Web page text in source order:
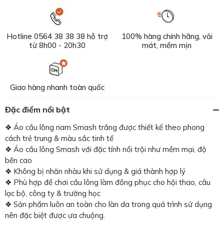
Hotline 0564 38 38 38 hỗ trợ
từ 8h00 - 20h30
100% hàng chính hãng, vải
mát, mềm mịn
Giao hàng nhanh toàn quốc
Đặc điểm nổi bật
❖ Áo cầu lông nam Smash trắng được thiết kế theo phong
cách trẻ trung & màu sắc tinh tế
❖ Áo cầu lông Smash với đặc tính nổi trội như mềm mại, độ
bền cao
❖ Không bị nhăn nhàu khi sử dụng & giá thành hợp lý
❖ Phù hợp để chơi cầu lông làm đồng phục cho hội thao, câu
lạc bộ, công ty & trường học
❖ Sản phẩm luôn an toàn cho làn da trong quá trình sử dụng
nên đặc biệt được ưa chuộng.